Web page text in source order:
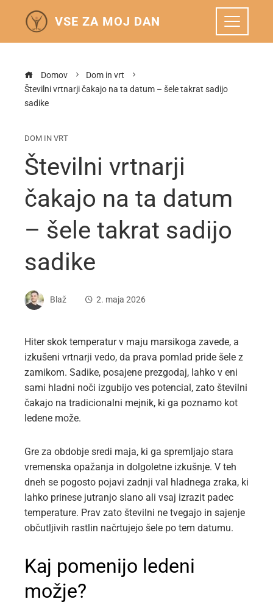
VSE ZA MOJ DAN
Domov
Dom in vrt
Številni vrtnarji čakajo na ta datum – šele takrat sadijo
sadike
DOM IN VRT
Številni vrtnarji
čakajo na ta datum
– šele takrat sadijo
sadike
Blaž 2. maja 2026
Hiter skok temperatur v maju marsikoga zavede, a
izkušeni vrtnarji vedo, da prava pomlad pride šele z
zamikom. Sadike, posajene prezgodaj, lahko v eni
sami hladni noči izgubijo ves potencial, zato številni
čakajo na tradicionalni mejnik, ki ga poznamo kot
ledene može.
Gre za obdobje sredi maja, ki ga spremljajo stara
vremenska opažanja in dolgoletne izkušnje. V teh
dneh se pogosto pojavi zadnji val hladnega zraka, ki
lahko prinese jutranjo slano ali vsaj izrazit padec
temperature. Prav zato številni ne tvegajo in sajenje
občutljivih rastlin načrtujejo šele po tem datumu.
Kaj pomenijo ledeni
možje?